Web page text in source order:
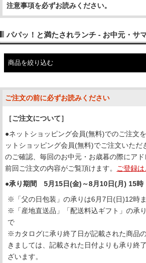
注意事項を必ずお読みください。
パパッ！と満たされランチ - お中元・サ
商品を絞り込む
ご注文の前に必ずお読みください
［ご注文について］
●ネットショッピング会員(無料)でのご注文
ットショッピング会員(無料)でご注文いただ
のご確認、毎回のお中元・お歳暮の際にアド
前回ご注文の内容がご覧頂けます。
ご登録は
●承り期間 5月15日(金)～8月10日(月) 15時
※「父の日包装」の承りは6月7日(日)12時
※「産地直送品」「配送料込ギフト」の承
で
※カタログに承り終了日が記載された商品
きましては、記載された日付よりも承り終
ざいます。